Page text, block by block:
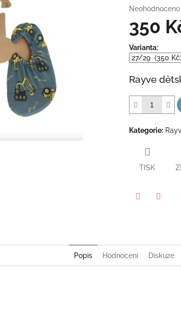
Průměrné
produktu
0,0
z
hvězdiček.
Neohodnoceno
350
Měrná
cena:
Varianta:
Rayve
Kategorie:
TISK
Popis Hodnocení Diskuze